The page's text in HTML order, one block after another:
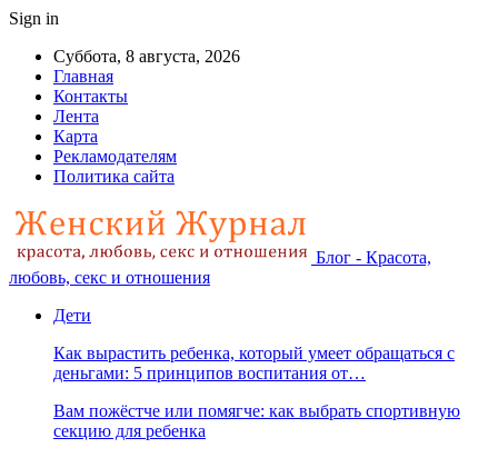
Sign in
Суббота, 8 августа, 2026
Главная
Контакты
Лента
Карта
Рекламодателям
Политика сайта
Блог - Красота,
любовь, секс и отношения
Дети
Как вырастить ребенка, который умеет обращаться с
деньгами: 5 принципов воспитания от…
Вам пожёстче или помягче: как выбрать спортивную
секцию для ребенка